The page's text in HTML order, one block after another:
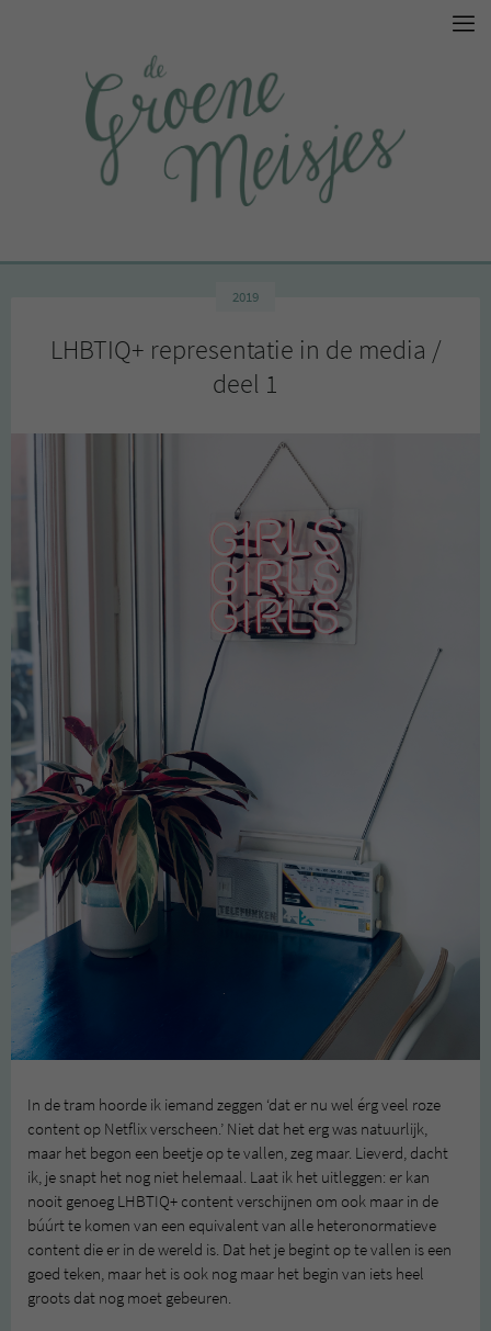
2019
LHBTIQ+ representatie in de media /
deel 1
In de tram hoorde ik iemand zeggen ‘dat er nu wel érg veel roze
content op Netflix verscheen.’ Niet dat het erg was natuurlijk,
maar het begon een beetje op te vallen, zeg maar. Lieverd, dacht
ik, je snapt het nog niet helemaal. Laat ik het uitleggen: er kan
nooit genoeg LHBTIQ+ content verschijnen om ook maar in de
búúrt te komen van een equivalent van alle heteronormatieve
content die er in de wereld is. Dat het je begint op te vallen is een
goed teken, maar het is ook nog maar het begin van iets heel
groots dat nog moet gebeuren.